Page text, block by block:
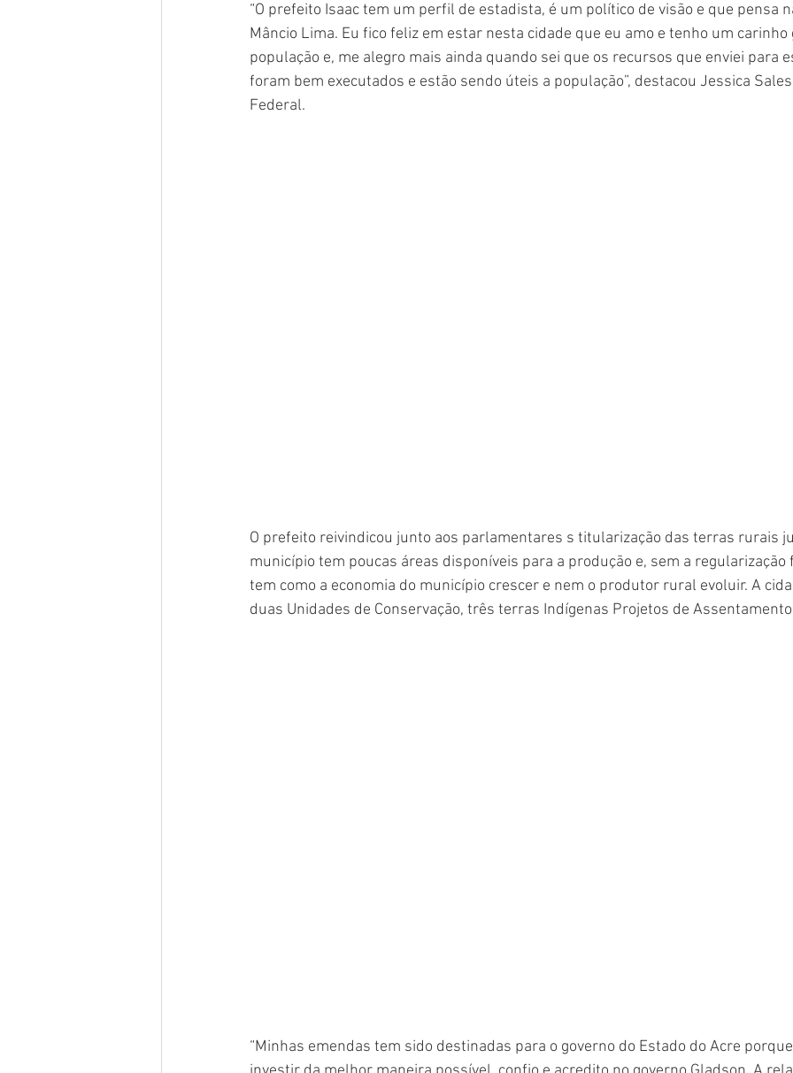
“O prefeito Isaac tem um perfil de estadista, é um político de visão e que pensa
Mâncio Lima. Eu fico feliz em estar nesta cidade que eu amo e tenho um carinho
população e, me alegro mais ainda quando sei que os recursos que enviei para
foram bem executados e estão sendo úteis a população”, destacou Jessica
Federal.
O prefeito reivindicou junto aos parlamentares s titularização das terras rurais
município tem poucas áreas disponíveis para a produção e, sem a regularização
tem como a economia do município crescer e nem o produtor rural evoluir. A
duas Unidades de Conservação, três terras Indígenas Projetos de
“Minhas emendas tem sido destinadas para o governo do Estado do Acre